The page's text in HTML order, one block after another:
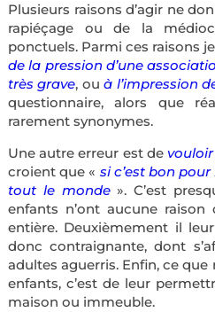
Plusieurs raisons d’agir ne
rapiéçage ou de la
ponctuels. Parmi ces raisons
de la pression d’une
très grave, ouà l’impression
questionnaire, alors que
rarement synonymes.
Une autre erreur est de
croient que « si c’est bon
tout le monde». C’est
enfants n’ont aucune
entière. Deuxièmement il
donc contraignante, dont
adultes aguerris. Enfin, ce
enfants, c’est de leur
maison ou immeuble.